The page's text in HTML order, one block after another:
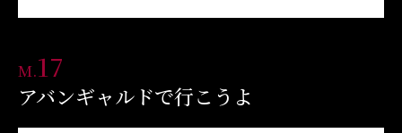
M.17
アバンギャルドで行こうよ